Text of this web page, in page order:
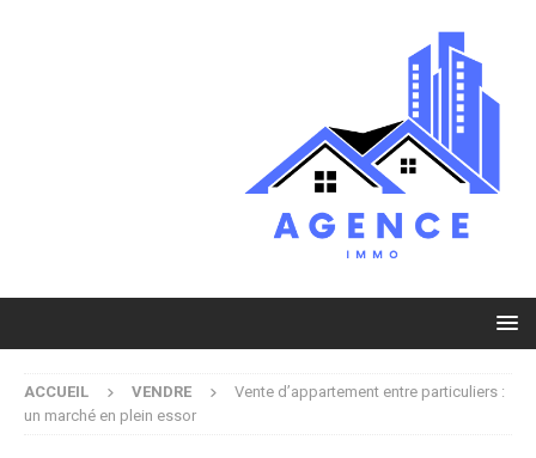
ACCUEIL VENDRE
Vente d’appartement entre particuliers :
un marché en plein essor